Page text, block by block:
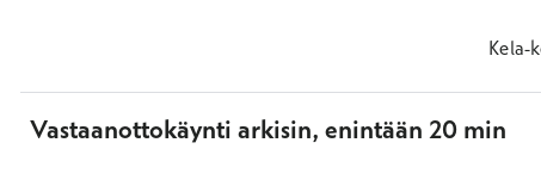
Kela-
Vastaanottokäynti arkisin, enintään 20 min